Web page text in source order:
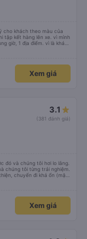
tập kết hàng lên xe. vì mình
điểm. vì là khách
tưởng. tuy nhiên rất mong
và lựa chọn số 1 quy
nhà xe từ thời sinh viên"
Xem giá
3.1
(381 đánh giá)
đó và chúng tôi hơi lo lắng.
chúng tôi từng trải nghiệm.
chuyến đi khá ổn (mặc
^^), và chỗ ngồi thoải
Xem giá